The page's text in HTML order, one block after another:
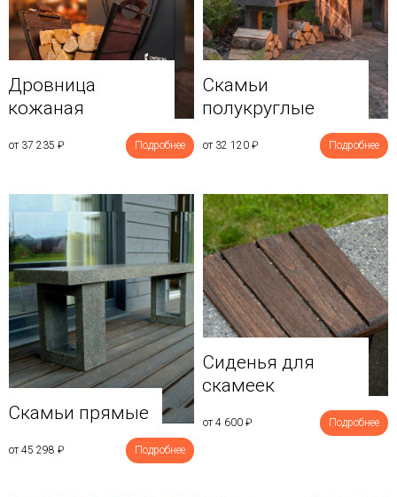
Дровница
кожаная
от 37 235 ₽ Подробнее
Скамьи
полукруглые
от 32 120 ₽ Подробнее
Скамьи прямые
от 45 298 ₽ Подробнее
Сиденья для
скамеек
от 4 600 ₽ Подробнее